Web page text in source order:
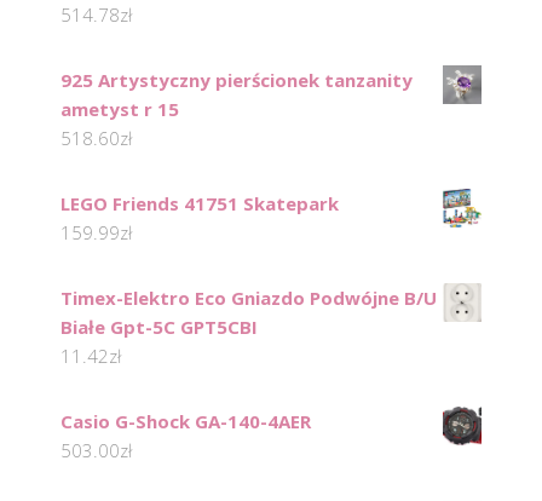
514.78zł
925 Artystyczny pierścionek tanzanity
ametyst r 15
518.60zł
LEGO Friends 41751 Skatepark
159.99zł
Timex-Elektro Eco Gniazdo Podwójne B/U
Białe Gpt-5C GPT5CBI
11.42zł
Casio G-Shock GA-140-4AER
503.00zł